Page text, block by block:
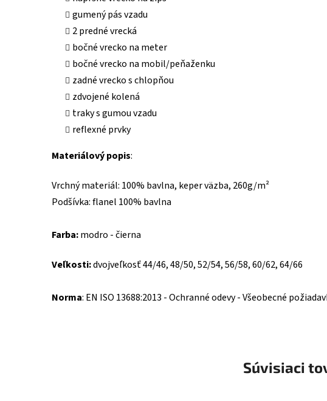
gumený pás vzadu
2 predné vrecká
bočné vrecko na meter
bočné vrecko na mobil/peňaženku
zadné vrecko s chlopňou
zdvojené kolená
traky s gumou vzadu
reflexné prvky
Materiálový popis:
Vrchný materiál: 100% bavlna, keper väzba, 260g/m²
Podšívka: flanel 100% bavlna
Farba:modro - čierna
Veľkosti:dvojveľkosť 44/46, 48/50, 52/54, 56/58, 60/62, 64/66
Norma: EN ISO 13688:2013 - Ochranné odevy - Všeobecné požiadav
Súvisiaci